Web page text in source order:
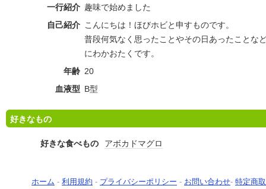
一行紹介 趣味で始めました
自己紹介 こんにちは！ほびホビと申すものです。
普段何気なく思ったことやその日あったことな
にわかおたくです。
年齢 20
血液型 B型
好きなもの
好きな食べもの アボカドマグロ
ホーム - 利用規約 - プライバシーポリシー - お問い合わせ- 特定商